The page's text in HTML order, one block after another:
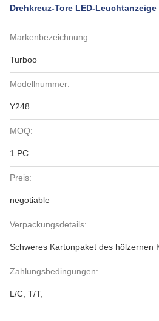
Drehkreuz-Tore LED-Leuchtanzeige
Markenbezeichnung:
Turboo
Modellnummer:
Y248
MOQ:
1 PC
Preis:
negotiable
Verpackungsdetails:
Schweres Kartonpaket des hölzernen
Zahlungsbedingungen:
L/C, T/T,